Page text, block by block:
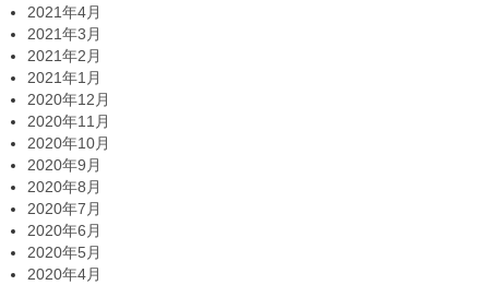
2021年4月
2021年3月
2021年2月
2021年1月
2020年12月
2020年11月
2020年10月
2020年9月
2020年8月
2020年7月
2020年6月
2020年5月
2020年4月